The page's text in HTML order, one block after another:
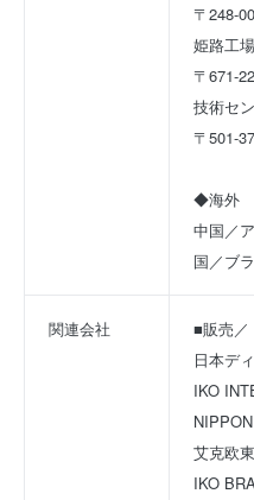
〒248-
姫路工場
〒671-
技術セ
〒501-
◆海外
中国／
国／ブ
関連会社
■販売／
日本デ
IKO
艾克欧
IKO